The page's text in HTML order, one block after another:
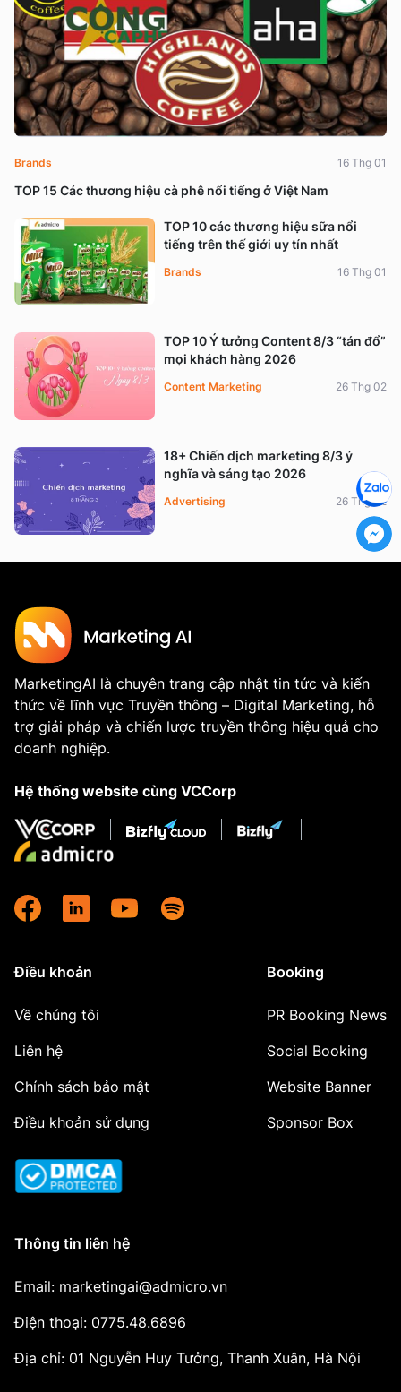
TOP 15 Các thương hiệu cà phê nổi tiếng ở Việt Nam
Brands 16 Thg 01
TOP 10 các thương hiệu sữa nổi
tiếng trên thế giới uy tín nhất
Brands 16 Thg 01
TOP 10 Ý tưởng Content 8/3 “tán đổ”
mọi khách hàng 2026
Content Marketing 26 Thg 02
18+ Chiến dịch marketing 8/3 ý
nghĩa và sáng tạo 2026
Advertising 26 Thg 02
MarketingAI là chuyên trang cập nhật tin tức và kiến
thức về lĩnh vực Truyền thông – Digital Marketing, hỗ
trợ giải pháp và chiến lược truyền thông hiệu quả cho
doanh nghiệp.
Hệ thống website cùng VCCorp
Điều khoản
Về chúng tôi
Liên hệ
Chính sách bảo mật
Điều khoản sử dụng
Booking
PR Booking News
Social Booking
Website Banner
Sponsor Box
Thông tin liên hệ
Email: marketingai@admicro.vn
Điện thoại: 0775.48.6896
Địa chỉ: 01 Nguyễn Huy Tưởng, Thanh Xuân, Hà Nội